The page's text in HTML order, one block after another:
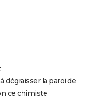
dégraisser la paroi de
ce chimiste